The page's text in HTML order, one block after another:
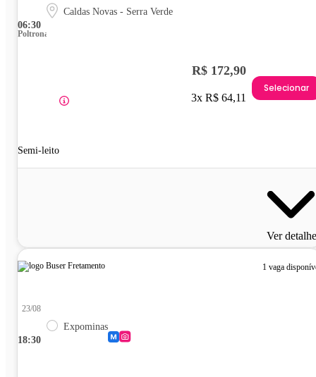
06:30
Caldas Novas - Serra Verde
Poltrona
Semi-leito
R$ 172,90
3x R$ 64,11
Selecionar
Ver
1 vaga
18:30
23/08
Expominas